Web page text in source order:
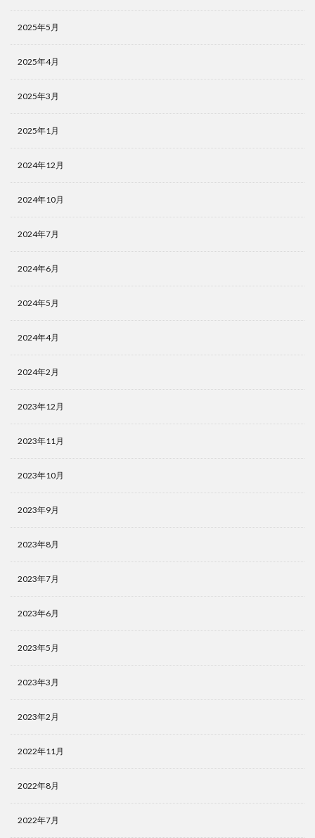
2025年5月
2025年4月
2025年3月
2025年1月
2024年12月
2024年10月
2024年7月
2024年6月
2024年5月
2024年4月
2024年2月
2023年12月
2023年11月
2023年10月
2023年9月
2023年8月
2023年7月
2023年6月
2023年5月
2023年3月
2023年2月
2022年11月
2022年8月
2022年7月